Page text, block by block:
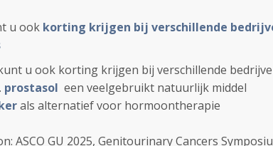
u ook korting krijgen bij verschillende
u ook korting krijgen bij verschillende
prostasol een veelgebruikt natuurlijk middel
als alternatief voor hormoontherapie
ASCO GU 2025, Genitourinary Cancers